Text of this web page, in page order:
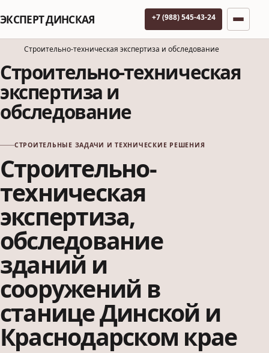
ЭКСПЕРТ ДИНСКАЯ +7 (988) 545-43-24
Строительно-техническая экспертиза и обследование
Строительно-техническая
экспертиза и
обследование
СТРОИТЕЛЬНЫЕ ЗАДАЧИ И ТЕХНИЧЕСКИЕ РЕШЕНИЯ
Строительно-
техническая
экспертиза,
обследование
зданий и
сооружений в
станице Динской и
Краснодарском крае